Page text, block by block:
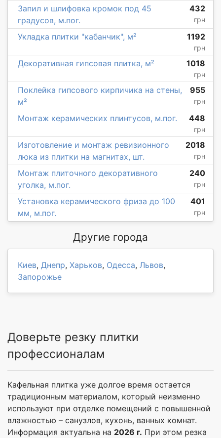
Запил и шлифовка кромок под 45
градусов, м.пог.
432
грн
Укладка плитки "кабанчик", м² 1192
грн
Декоративная гипсовая плитка, м² 1018
грн
Поклейка гипсового кирпичика на стены,
м²
955
грн
Монтаж керамических плинтусов, м.пог. 448
грн
Изготовление и монтаж ревизионного
люка из плитки на магнитах, шт.
2018
грн
Монтаж плиточного декоративного
уголка, м.пог.
240
грн
Установка керамического фриза до 100
мм, м.пог.
401
грн
Другие города
Киев, Днепр, Харьков, Одесса, Львов,
Запорожье
Доверьте резку плитки
профессионалам
Кафельная плитка уже долгое время остается
традиционным материалом, который неизменно
используют при отделке помещений с повышенной
влажностью – санузлов, кухонь, ванных комнат.
Информация актуальна на 2026 г. При этом резка